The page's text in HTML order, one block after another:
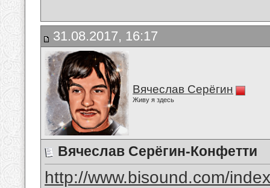
31.08.2017, 16:17
Вячеслав Серёгин
Живу я здесь
Вячеслав Серёгин-Конфетти
http://www.bisound.com/